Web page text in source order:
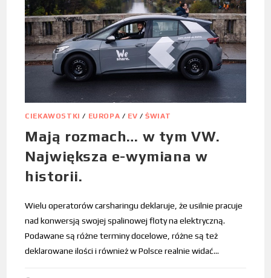
CIEKAWOSTKI / EUROPA / EV /ŚWIAT
Mają rozmach… w tym VW.
Największa e-wymiana w
historii.
Wielu operatorów carsharingu deklaruje, że usilnie pracuje
nad konwersją swojej spalinowej floty na elektryczną.
Podawane są różne terminy docelowe, różne są też
deklarowane ilości i również w Polsce realnie widać…